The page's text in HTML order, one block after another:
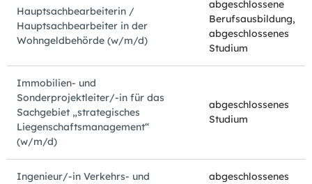
Hauptsachbearbeiterin /
Hauptsachbearbeiter in der
Wohngeldbehörde (w/m/d)
abgeschlossene
Berufsausbildung,
abgeschlossenes
Studium
Immobilien- und
Sonderprojektleiter/-in für das
Sachgebiet „strategisches
Liegenschaftsmanagement“
(w/m/d)
abgeschlossenes
Studium
Ingenieur/-in Verkehrs- und
abgeschlossenes